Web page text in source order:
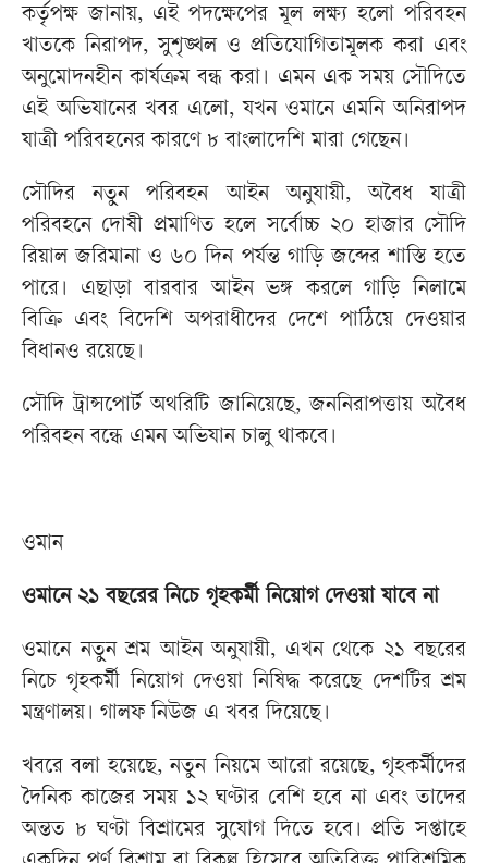
কর্তৃপক্ষ জানায়, এই পদক্ষেপের মূল লক্ষ্য হলো পরিবহন
খাতকে নিরাপদ, সুশৃঙ্খল ও প্রতিযোগিতামূলক করা এবং
অনুমোদনহীন কার্যক্রম বন্ধ করা। এমন এক সময় সৌদিতে
এই অভিযানের খবর এলো, যখন ওমানে এমনি অনিরাপদ
যাত্রী পরিবহনের কারণে ৮ বাংলাদেশি মারা গেছেন।
সৌদির নতুন পরিবহন আইন অনুযায়ী, অবৈধ যাত্রী
পরিবহনে দোষী প্রমাণিত হলে সর্বোচ্চ ২০ হাজার সৌদি
রিয়াল জরিমানা ও ৬০ দিন পর্যন্ত গাড়ি জব্দের শাস্তি হতে
পারে। এছাড়া বারবার আইন ভঙ্গ করলে গাড়ি নিলামে
বিক্রি এবং বিদেশি অপরাধীদের দেশে পাঠিয়ে দেওয়ার
বিধানও রয়েছে।
সৌদি ট্রান্সপোর্ট অথরিটি জানিয়েছে, জননিরাপত্তায় অবৈধ
পরিবহন বন্ধে এমন অভিযান চালু থাকবে।
ওমান
ওমানে ২১ বছরের নিচে গৃহকর্মী নিয়োগ দেওয়া যাবে না
ওমানে নতুন শ্রম আইন অনুযায়ী, এখন থেকে ২১ বছরের
নিচে গৃহকর্মী নিয়োগ দেওয়া নিষিদ্ধ করেছে দেশটির শ্রম
মন্ত্রণালয়। গালফ নিউজ এ খবর দিয়েছে।
খবরে বলা হয়েছে, নতুন নিয়মে আরো রয়েছে, গৃহকর্মীদের
দৈনিক কাজের সময় ১২ ঘণ্টার বেশি হবে না এবং তাদের
অন্তত ৮ ঘণ্টা বিশ্রামের সুযোগ দিতে হবে। প্রতি সপ্তাহে